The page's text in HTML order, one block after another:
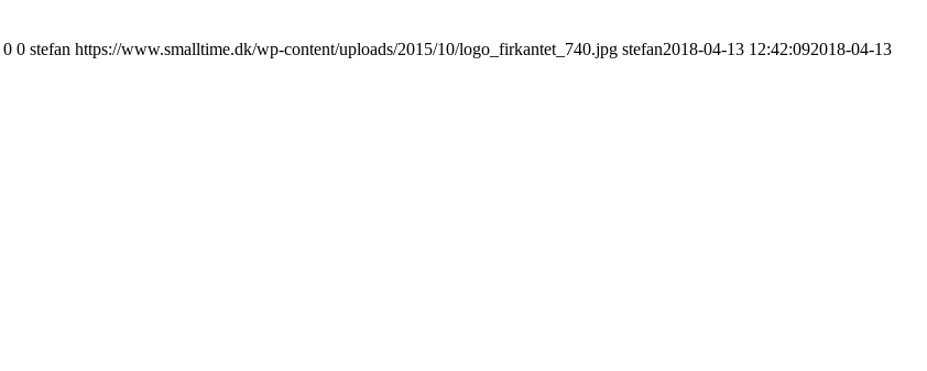
0 0 stefan https://www.smalltime.dk/wp-content/uploads/2015/10/logo_firkantet_740.jpg stefan2018-04-13 12:42:092018-04-13